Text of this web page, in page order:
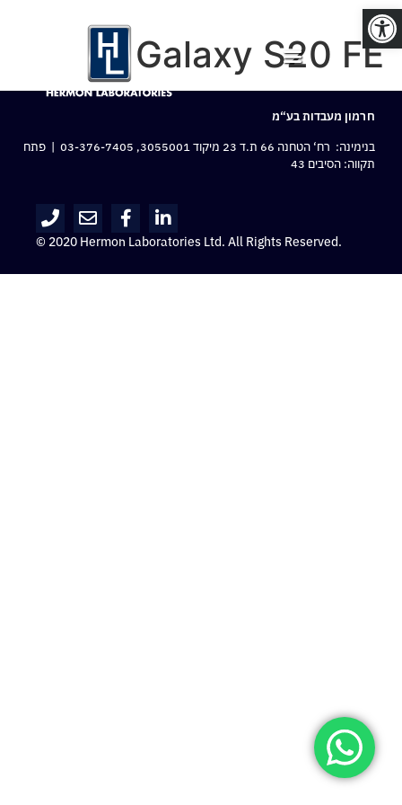
פתח סרגל נגישות
Galaxy S20 FE
חרמון מעבדות בע“מ
בנימינה: רח‘ הטחנה 66 ת.ד 23 מיקוד 3055001,
03-376-7405 | פתח
תקווה: הסיבים 43
© 2020 Hermon Laboratories Ltd. All Rights Reserved.